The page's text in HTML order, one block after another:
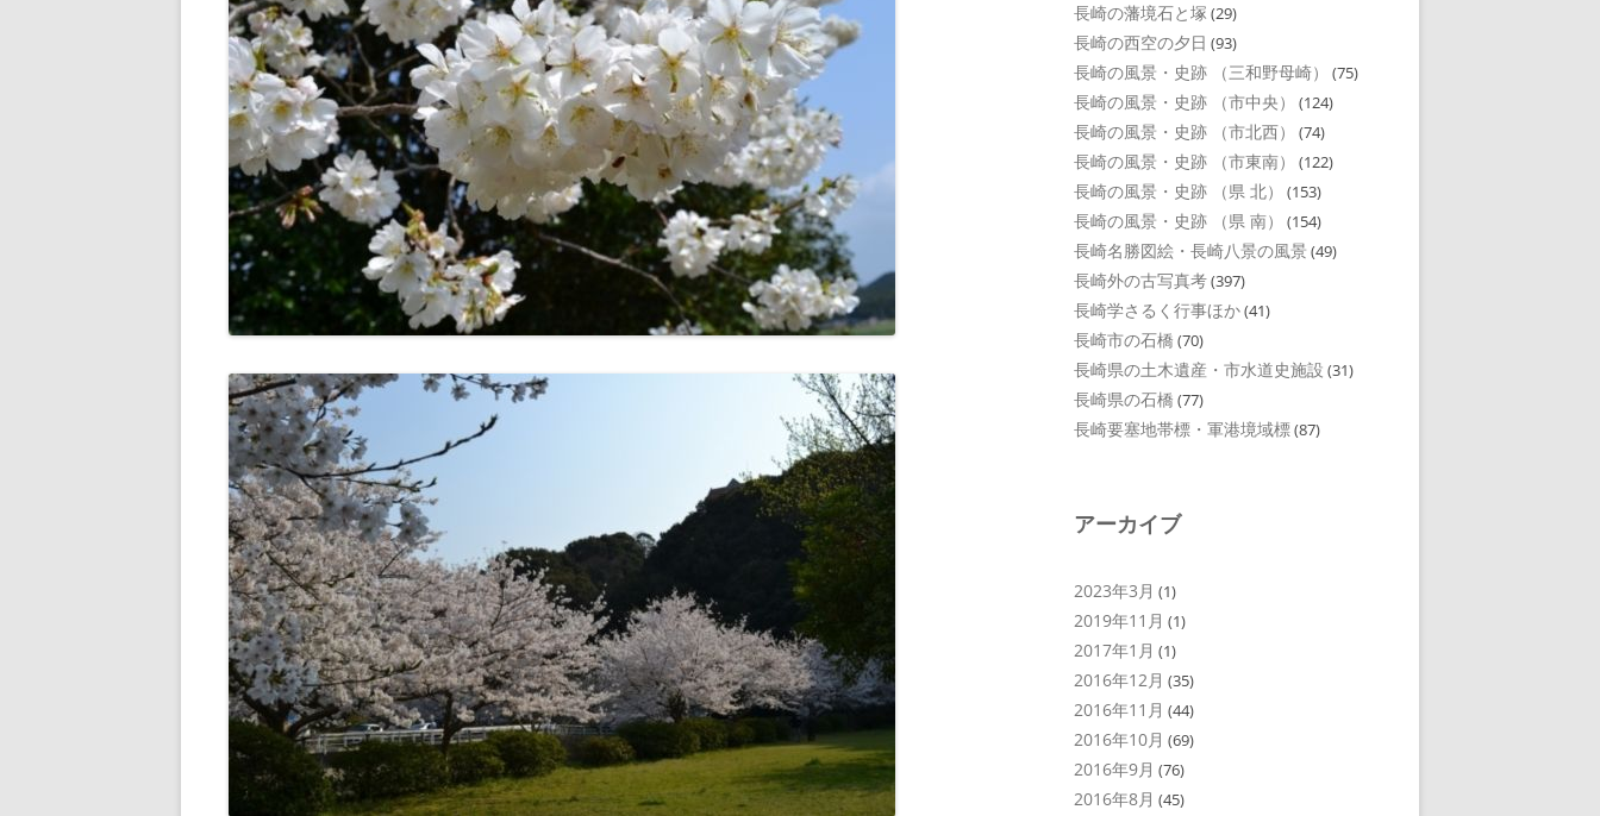
長崎の藩境石と塚 (29)
長崎の西空の夕日 (93)
長崎の風景・史跡 （三和野母崎） (75)
長崎の風景・史跡 （市中央） (124)
長崎の風景・史跡 （市北西） (74)
長崎の風景・史跡 （市東南） (122)
長崎の風景・史跡 （県 北） (153)
長崎の風景・史跡 （県 南） (154)
長崎名勝図絵・長崎八景の風景 (49)
長崎外の古写真考(397)
長崎学さるく行事ほか(41)
長崎市の石橋 (70)
長崎県の土木遺産・市水道史施設 (31)
長崎県の石橋 (77)
長崎要塞地帯標・軍港境域標(87)
アーカイブ
2023年3月 (1)
2019年11月 (1)
2017年1月 (1)
2016年12月 (35)
2016年11月 (44)
2016年10月 (69)
2016年9月 (76)
2016年8月 (45)